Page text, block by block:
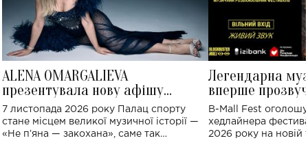
ALENA OMARGALIEVA
презентувала нову афішу
великого концерту в Палаці
спорту
7 листопада 2026 року Палац спорту
стане місцем великої музичної історії —
«Не пʼяна — закохана», саме так
Легендарна
вперше
Україні: де
B-Mall Fest
хедлайнера
2026 року на новій